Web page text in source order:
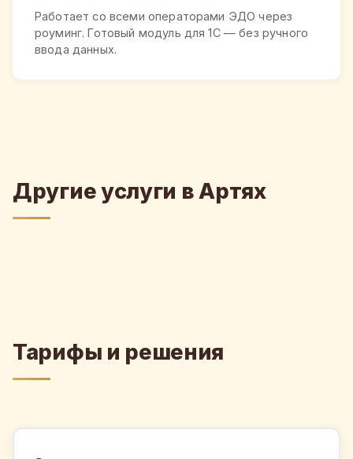
Работает со всеми операторами ЭДО через
роуминг. Готовый модуль для 1С — без ручного
ввода данных.
Другие услуги в Артях
Тарифы и решения